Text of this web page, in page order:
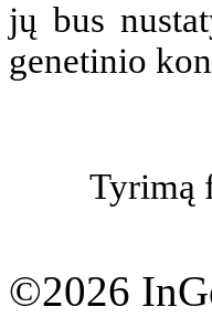
jų bus
genetinio
Tyrimą
©2026